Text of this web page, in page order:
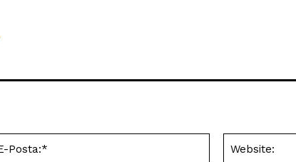
Posta:*